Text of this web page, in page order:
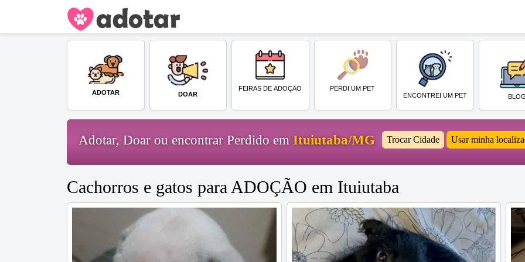
ADOTAR DOAR
FEIRAS DE ADOÇÃO
PERDI UM PET
ENCONTREI UM PET
BLOG
Adotar, Doar ou encontrar Perdido em Ituiutaba/MG Trocar Cidade Usar minha
Cachorros e gatos para ADOÇÃO em Ituiutaba